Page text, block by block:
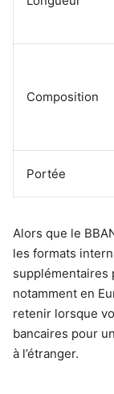
Composition
Portée
Alors que le
les formats
supplémentaires
notamment en
retenir lorsque
bancaires pour
à l’étranger.